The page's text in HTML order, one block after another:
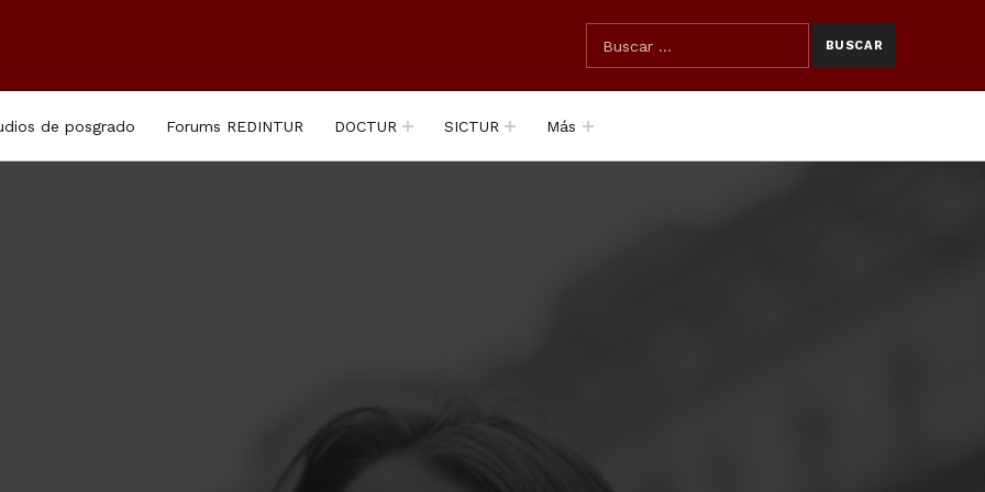
SEARCH THE SITE
Búsqueda para:
de posgrado Forums REDINTUR DOCTUR SICTUR Más